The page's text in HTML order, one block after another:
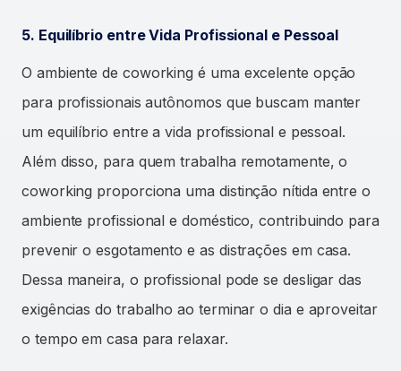
5. Equilíbrio entre Vida Profissional e Pessoal
O ambiente de coworking é uma excelente opção
para profissionais autônomos que buscam manter
um equilíbrio entre a vida profissional e pessoal.
Além disso, para quem trabalha remotamente, o
coworking proporciona uma distinção nítida entre o
ambiente profissional e doméstico, contribuindo para
prevenir o esgotamento e as distrações em casa.
Dessa maneira, o profissional pode se desligar das
exigências do trabalho ao terminar o dia e aproveitar
o tempo em casa para relaxar.